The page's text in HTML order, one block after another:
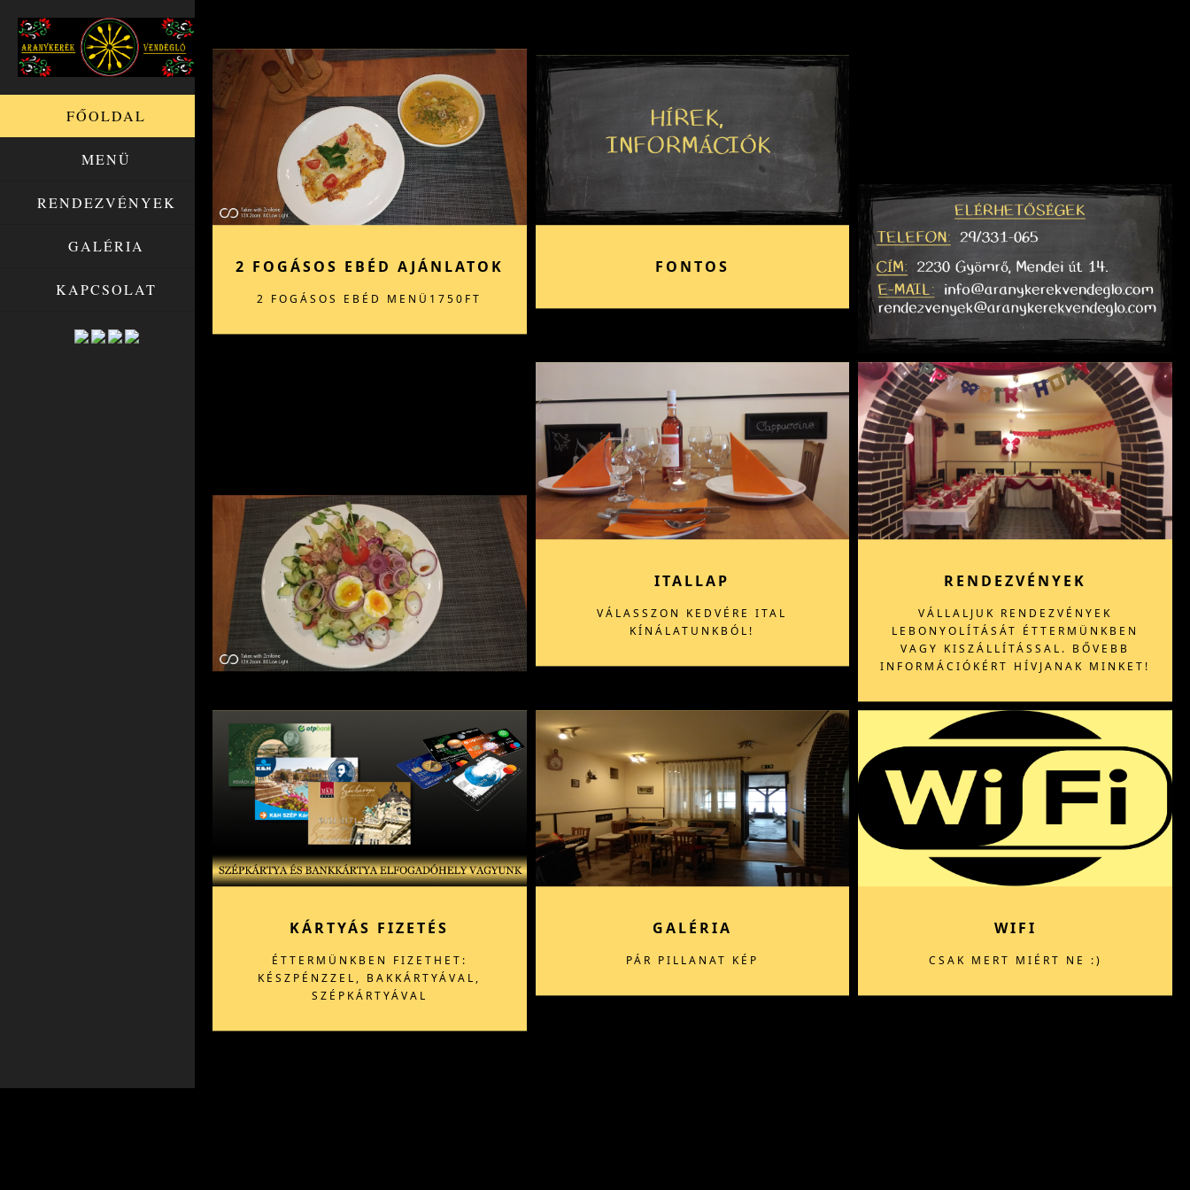
FŐOLDAL
MENÜ
RENDEZVÉNYEK
GALÉRIA
KAPCSOLAT
2 FOGÁSOS EBÉD AJÁNLATOK
2 FOGÁSOS EBÉD MENÜ1750FT
FONTOS
ITALLAP
VÁLASSZON KEDVÉRE ITAL
KÍNÁLATUNKBÓL!
RENDEZVÉNYEK
VÁLLALJUK RENDEZVÉNYEK
LEBONYOLÍTÁSÁT ÉTTERMÜNKBEN
VAGY KISZÁLLÍTÁSSAL. BŐVEBB
INFORMÁCIÓKÉRT HÍVJANAK MINKET!
KÁRTYÁS FIZETÉS
ÉTTERMÜNKBEN FIZETHET:
KÉSZPÉNZZEL, BAKKÁRTYÁVAL,
SZÉPKÁRTYÁVAL
GALÉRIA
PÁR PILLANAT KÉP
WIFI
CSAK MERT MIÉRT NE :)